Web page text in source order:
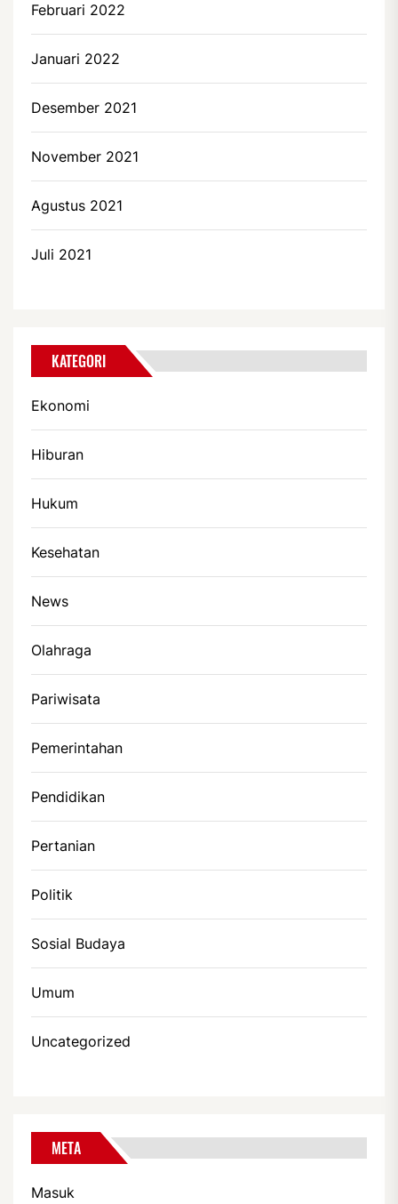
Februari 2022
Januari 2022
Desember 2021
November 2021
Agustus 2021
Juli 2021
KATEGORI
Ekonomi
Hiburan
Hukum
Kesehatan
News
Olahraga
Pariwisata
Pemerintahan
Pendidikan
Pertanian
Politik
Sosial Budaya
Umum
Uncategorized
META
Masuk